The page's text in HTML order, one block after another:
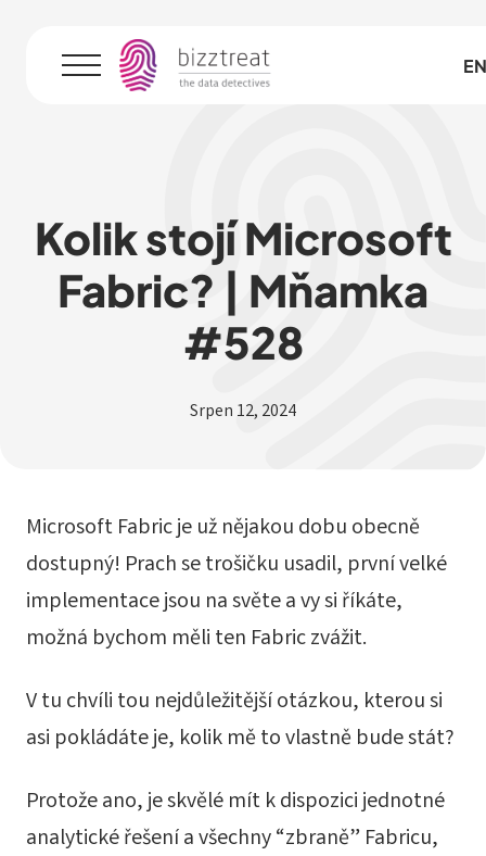
Menu CZ
EN
Kolik stojí Microsoft
Fabric? | Mňamka
#528
Srpen 12, 2024
Microsoft Fabric je už nějakou dobu obecně
dostupný! Prach se trošičku usadil, první velké
implementace jsou na světe a vy si říkáte,
možná bychom měli ten Fabric zvážit.
V tu chvíli tou nejdůležitější otázkou, kterou si
asi pokládáte je, kolik mě to vlastně bude stát?
Protože ano, je skvělé mít k dispozici jednotné
analytické řešení a všechny “zbraně” Fabricu,